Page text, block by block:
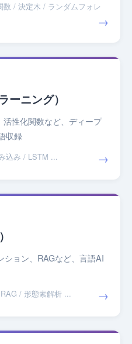
/ 決定木 / ランダムフォレ
→
ーニング）
性化関数など、ディープ
収録
込み / LSTM ... →
ション、RAGなど、言語AI
/ 形態素解析 ... →